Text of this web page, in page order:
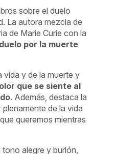
sobre el duelo
La autora mezcla de
de Marie Curie con la
duelo por la muerte
vida y de la muerte y
que se siente al
. Además, destaca la
de la vida
queremos mientras
alegre y burlón,